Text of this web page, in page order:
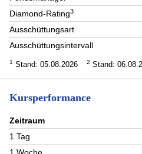
Diamond-Rating3
Ausschüttungsart
Ausschüttungsintervall
1 Stand: 05.08.2026 2 Stand:
Kursperformance
Zeitraum
1 Tag
1 Woche